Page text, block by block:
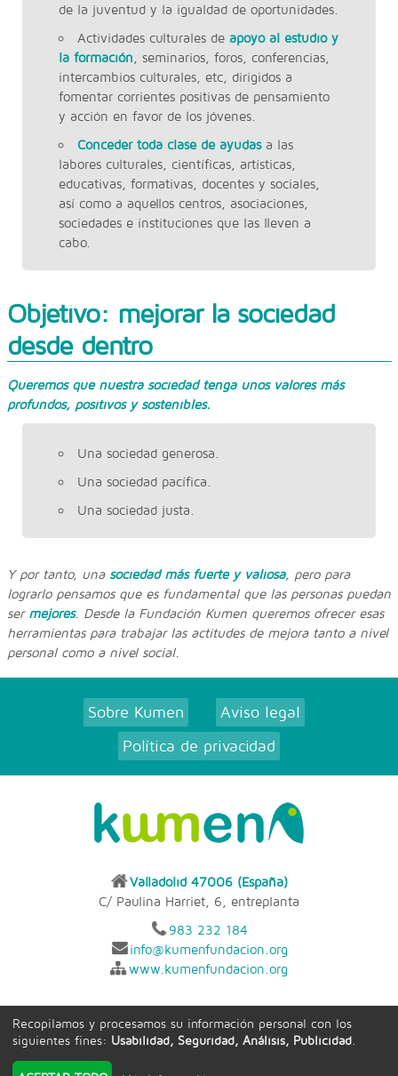
de la juventud y la igualdad de oportunidades.
Actividades culturales de apoyo al estudio y
la formación , seminarios, foros, conferencias,
intercambios culturales, etc, dirigidos a
fomentar corrientes positivas de pensamiento
y acción en favor de los jóvenes.
Conceder toda clase de ayudasa las
labores culturales, científicas, artísticas,
educativas, formativas, docentes y sociales,
así como a aquellos centros, asociaciones,
sociedades e instituciones que las lleven a
cabo.
Objetivo: mejorar la sociedad
desde dentro
Queremos que nuestra sociedad tenga unos valores más
profundos, positivos y sostenibles.
Una sociedad generosa.
Una sociedad pacífica.
Una sociedad justa.
Y por tanto, una sociedad más fuerte y valiosa, pero para
lograrlo pensamos que es fundamental que las personas puedan
ser mejores. Desde la Fundación Kumen queremos ofrecer esas
herramientas para trabajar las actitudes de mejora tanto a nivel
personal como a nivel social.
Sobre Kumen Aviso legal
Política de privacidad
Valladolid 47006 (España)
C/ Paulina Harriet, 6, entreplanta
983 232 184
info@kumenfundacion.org
www.kumenfundacion.org
Tecnología exclusiva deINSCRIPCION.ONLINE
Recopilamos y procesamos su información personal con los
siguientes fines: Usabilidad, Seguridad, Análisis, Publicidad